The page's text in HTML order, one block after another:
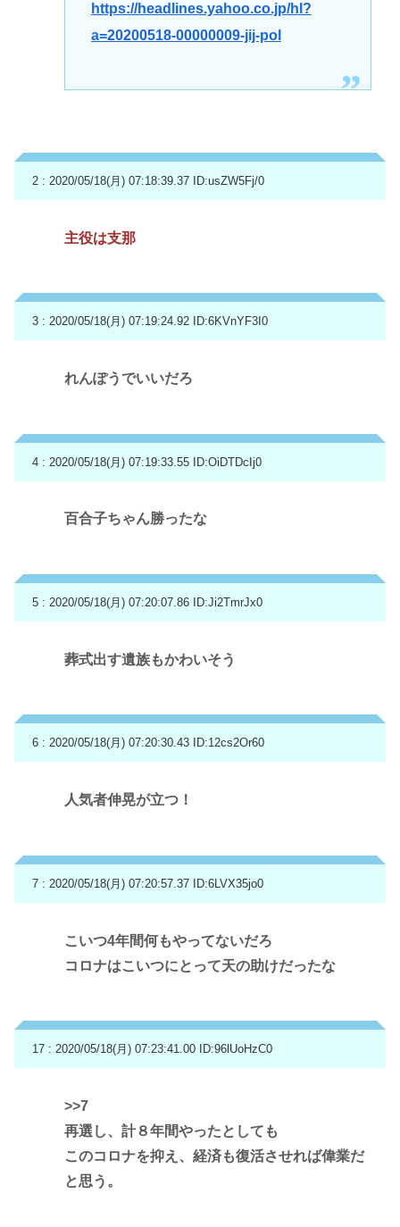
https://headlines.yahoo.co.jp/hl?
a=20200518-00000009-jij-pol
2 : 2020/05/18(月) 07:18:39.37 ID:usZW5Fj/0
主役は支那
3 : 2020/05/18(月) 07:19:24.92 ID:6KVnYF3I0
れんぽうでいいだろ
4 : 2020/05/18(月) 07:19:33.55 ID:OiDTDcIj0
百合子ちゃん勝ったな
5 : 2020/05/18(月) 07:20:07.86 ID:Ji2TmrJx0
葬式出す遺族もかわいそう
6 : 2020/05/18(月) 07:20:30.43 ID:12cs2Or60
人気者伸晃が立つ！
7 : 2020/05/18(月) 07:20:57.37 ID:6LVX35jo0
こいつ4年間何もやってないだろ
コロナはこいつにとって天の助けだったな
17 : 2020/05/18(月) 07:23:41.00 ID:96lUoHzC0
>>7
再選し、計８年間やったとしても
このコロナを抑え、経済も復活させれば偉業だ
と思う。